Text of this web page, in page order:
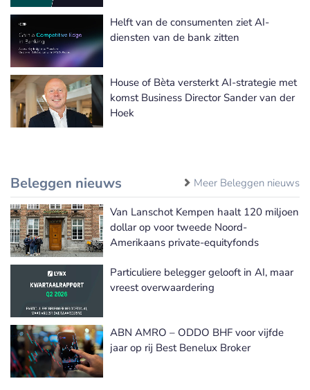
Helft van de consumenten ziet AI-
diensten van de bank zitten
House of Bèta versterkt AI-strategie met
komst Business Director Sander van der
Hoek
Beleggen nieuws Meer Beleggen nieuws
Van Lanschot Kempen haalt 120 miljoen
dollar op voor tweede Noord-
Amerikaans private-equityfonds
Particuliere belegger gelooft in AI, maar
vreest overwaardering
ABN AMRO – ODDO BHF voor vijfde
jaar op rij Best Benelux Broker